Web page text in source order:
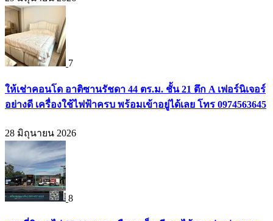
7
ให้เช่าคอนโด อาติซานรัชดา 44 ตร.ม. ชั้น 21 ตึก A เฟอร์นิเจอร์
อย่างดี เครื่องใช้ไฟฟ้าครบ พร้อมเข้าอยู่ได้เลย โทร 0974563645
28 มิถุนายน 2026
8